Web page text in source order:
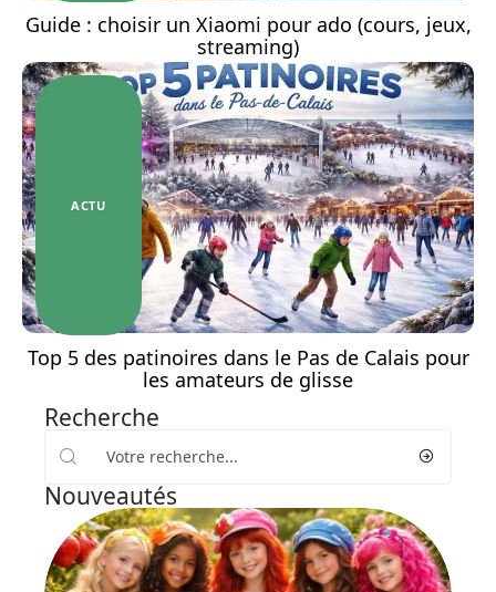
Guide : choisir un Xiaomi pour ado (cours, jeux,
streaming)
ACTU
Top 5 des patinoires dans le Pas de Calais pour
les amateurs de glisse
Recherche
Nouveautés